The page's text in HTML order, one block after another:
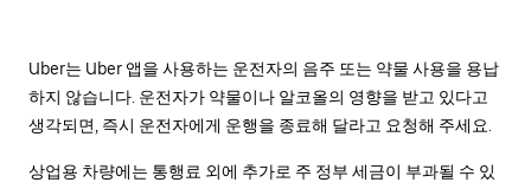
Uber는 Uber 앱을 사용하는 운전자의 음주 또는 약물 사용을 용납
하지 않습니다. 운전자가 약물이나 알코올의 영향을 받고 있다고
생각되면, 즉시 운전자에게 운행을 종료해 달라고 요청해 주세요.
상업용 차량에는 통행료 외에 추가로 주 정부 세금이 부과될 수 있